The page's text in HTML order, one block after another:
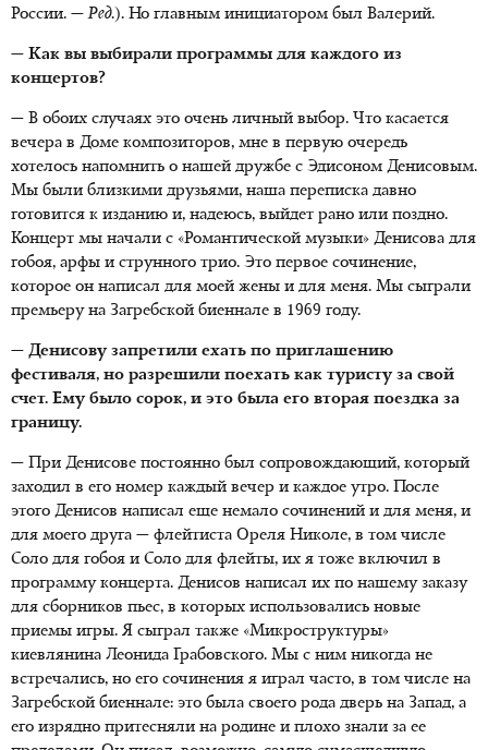
России. — Ред.). Но главным инициатором был Валерий.
— Как вы выбирали программы для каждого из
концертов?
— В обоих случаях это очень личный выбор. Что касается
вечера в Доме композиторов, мне в первую очередь
хотелось напомнить о нашей дружбе с Эдисоном Денисовым.
Мы были близкими друзьями, наша переписка давно
готовится к изданию и, надеюсь, выйдет рано или поздно.
Концерт мы начали с «Романтической музыки» Денисова для
гобоя, арфы и струнного трио. Это первое сочинение,
которое он написал для моей жены и для меня. Мы сыграли
премьеру на Загребской биеннале в 1969 году.
— Денисову запретили ехать по приглашению
фестиваля, но разрешили поехать как туристу за свой
счет. Ему было сорок, и это была его вторая поездка за
границу.
— При Денисове постоянно был сопровождающий, который
заходил в его номер каждый вечер и каждое утро. После
этого Денисов написал еще немало сочинений и для меня, и
для моего друга — флейтиста Ореля Николе, в том числе
Соло для гобоя и Соло для флейты, их я тоже включил в
программу концерта. Денисов написал их по нашему заказу
для сборников пьес, в которых использовались новые
приемы игры. Я сыграл также «Микроструктуры»
киевлянина Леонида Грабовского. Мы с ним никогда не
встречались, но его сочинения я играл часто, в том числе на
Загребской биеннале: это была своего рода дверь на Запад, а
его изрядно притесняли на родине и плохо знали за ее